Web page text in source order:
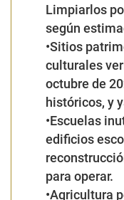
Limpiarlos
según
•Sitios
culturales
octubre de
históricos, y
•Escuelas
edificios
para operar.
•Agricultura